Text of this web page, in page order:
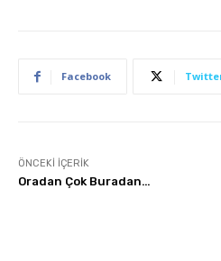
Facebook
ÖNCEKI İÇERIK
Oradan Çok Buradan…